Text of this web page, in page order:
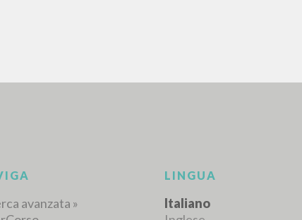
0DOCUMENTI TROVATI